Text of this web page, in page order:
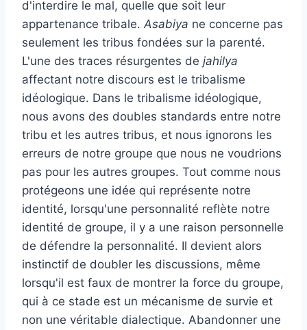
d'interdire le mal, quelle que soit leur
appartenance tribale. Asabiya ne concerne pas
seulement les tribus fondées sur la parenté.
L'une des traces résurgentes de jahilya
affectant notre discours est le tribalisme
idéologique. Dans le tribalisme idéologique,
nous avons des doubles standards entre notre
tribu et les autres tribus, et nous ignorons les
erreurs de notre groupe que nous ne voudrions
pas pour les autres groupes. Tout comme nous
protégeons une idée qui représente notre
identité, lorsqu'une personnalité reflète notre
identité de groupe, il y a une raison personnelle
de défendre la personnalité. Il devient alors
instinctif de doubler les discussions, même
lorsqu'il est faux de montrer la force du groupe,
qui à ce stade est un mécanisme de survie et
non une véritable dialectique. Abandonner une